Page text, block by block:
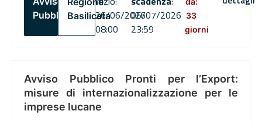
PubblicoBasilicata26/06/2026
08:00
06/07/2026
23:59
33
giorni
Avviso Pubblico Pronti per l’Export:
misure di internazionalizzazione per le
imprese lucane